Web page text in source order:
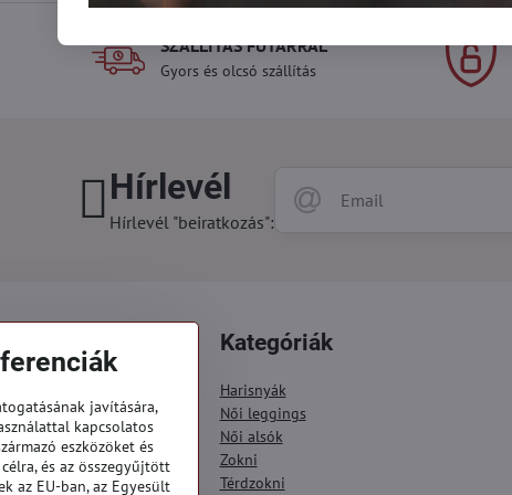
SZÁLLÍTÁS FUTÁRRAL
Gyors és olcsó szállítás
Hírlevél
Hírlevél "beiratkozás":
Kategóriák
Harisnyák
Női leggings
Női alsók
Zokni
Térdzokni
javítására,
kapcsolatos
eszközöket és
és az összegyűjtött
az EU-ban, az Egyesült